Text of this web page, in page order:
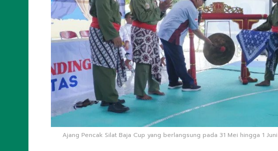
Ajang Pencak Silat Baja Cup yang berlangsung pada 31 Mei hingga 1